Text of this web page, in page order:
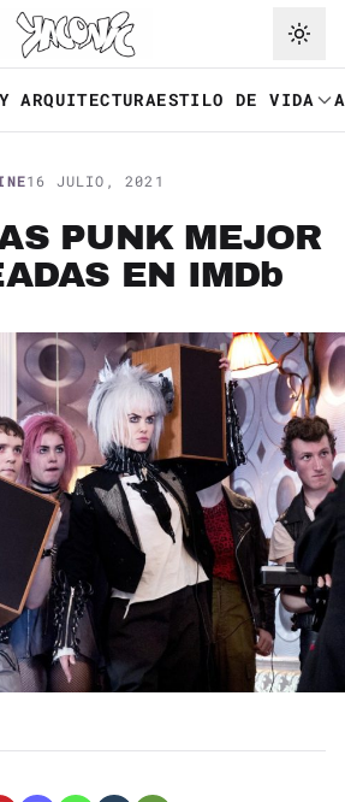
principal
ARQUITECTURAESTILO DE VIDA
16 JULIO, 2021
PUNK MEJOR
EN IMDb